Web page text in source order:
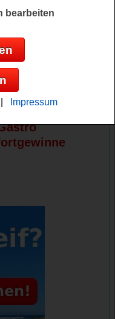
Aktionsflaschen
können Sie in
Gewinnpunkten
haben Sie ja
Sofortgewinne
bearbeiten
Impressum